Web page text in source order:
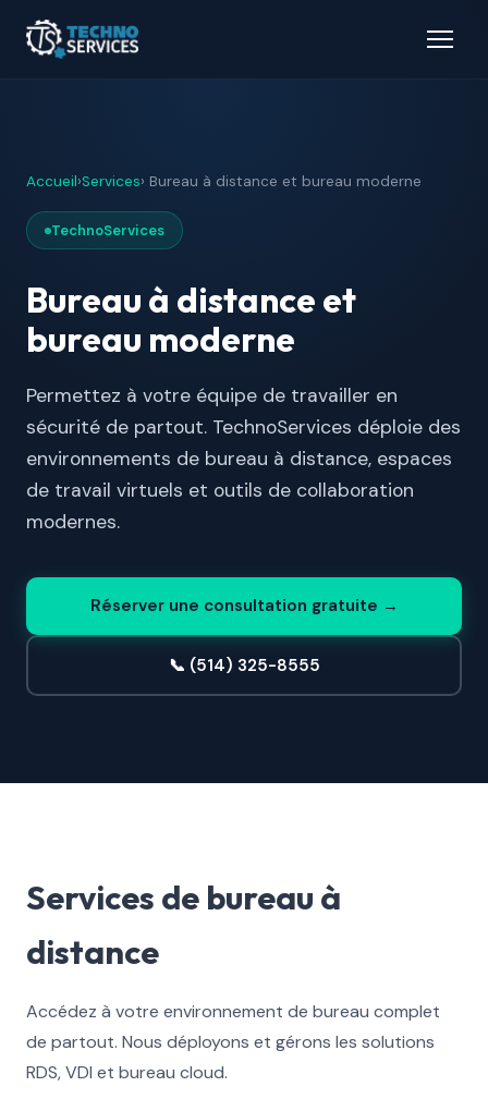
Accueil›Services› Bureau à distance et bureau moderne
TechnoServices
Bureau à distance et
bureau moderne
Permettez à votre équipe de travailler en
sécurité de partout. TechnoServices déploie des
environnements de bureau à distance, espaces
de travail virtuels et outils de collaboration
modernes.
Réserver une consultation gratuite →
📞 (514) 325-8555
Services de bureau à
distance
Accédez à votre environnement de bureau complet
de partout. Nous déployons et gérons les solutions
RDS, VDI et bureau cloud.